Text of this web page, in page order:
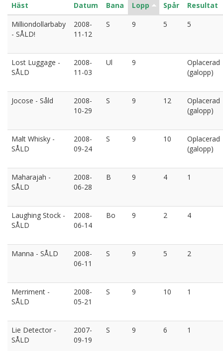
Häst Datum Bana Lopp Spår
Resultat
Milliondollarbaby
- SÅLD!
2008-
11-12
S 9 5 5
Lost Luggage -
SÅLD
2008-
11-03
Ul 9
Oplacerad
(galopp)
Jocose - Såld
2008-
10-29
S 9 12
Oplacerad
(galopp)
Malt Whisky -
SÅLD
2008-
09-24
S 9 10
Oplacerad
(galopp)
Maharajah -
SÅLD
2008-
06-28
B 9 4 1
Laughing Stock -
SÅLD
2008-
06-14
Bo 9 2 4
Manna - SÅLD
2008-
06-11
S 9 5 2
Merriment -
SÅLD
2008-
05-21
S 9 10 1
Lie Detector -
SÅLD
2007-
09-19
S 9 6 1